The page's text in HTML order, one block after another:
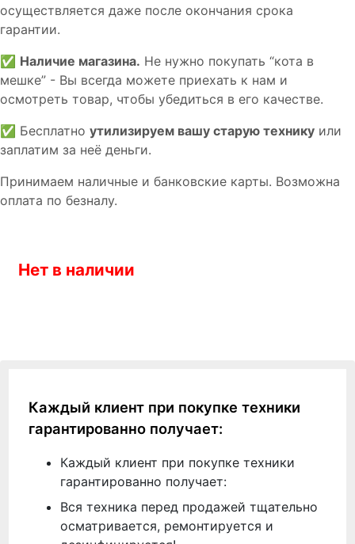
осуществляется даже после окончания срока
гарантии.
✅ Наличие магазина. Не нужно покупать “кота в
мешке” - Вы всегда можете приехать к нам и
осмотреть товар, чтобы убедиться в его качестве.
✅ Бесплатно утилизируем вашу старую технику или
заплатим за неё деньги.
Принимаем наличные и банковские карты. Возможна
оплата по безналу.
Нет в наличии
Каждый клиент при покупке техники
гарантированно получает:
Каждый клиент при покупке техники
гарантированно получает:
Вся техника перед продажей тщательно
осматривается, ремонтируется и